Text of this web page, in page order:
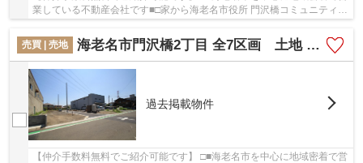
業している不動産会社です■□家から海老名市役所 門沢橋コミュニティセ
売買 | 売地
海老名市門沢橋2丁目 全7区画 土地 【仲介手数料無料】
過去掲載物件
【仲介手数料無料でご紹介可能です】 □■海老名市を中心に地域密着で営